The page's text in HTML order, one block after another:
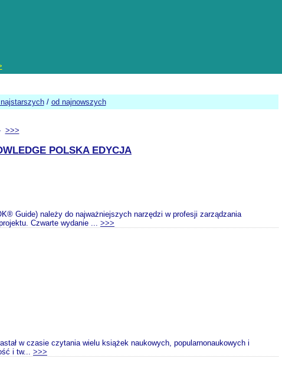
/ od najnowszych
>>>
POLSKA EDYCJA
Guide) należy do najważniejszych narzędzi w profesji zarządzania
Czwarte wydanie ... >>>
w czasie czytania wielu książek naukowych, popularnonaukowych i
i tw... >>>